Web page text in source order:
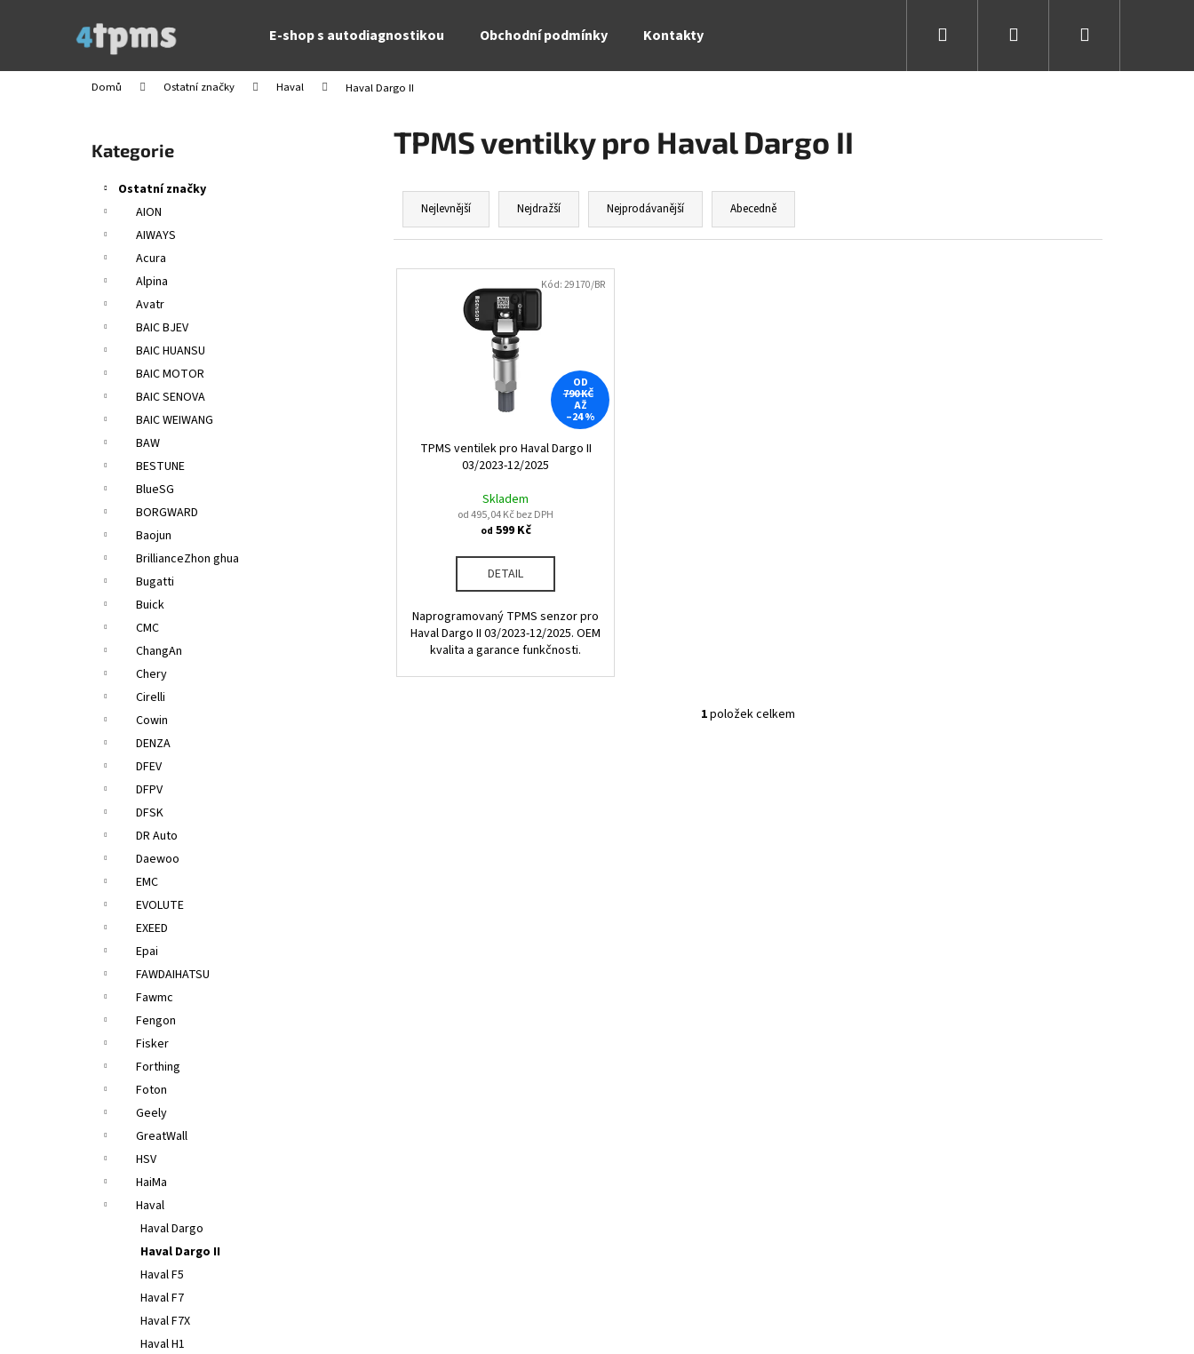
E-shop s autodiagnostikou Obchodní podmínky Kontakty Přihlášení
Domů Ostatní značky Haval Haval Dargo II
Přeskočit
kategorie
Kategorie
Ostatní značky
AION
AIWAYS
Acura
Alpina
Avatr
BAIC BJEV
BAIC HUANSU
BAIC MOTOR
BAIC SENOVA
BAIC WEIWANG
BAW
BESTUNE
BlueSG
BORGWARD
Baojun
BrillianceZhon ghua
Bugatti
Buick
CMC
ChangAn
Chery
Cirelli
Cowin
DENZA
DFEV
DFPV
DFSK
DR Auto
Daewoo
EMC
EVOLUTE
EXEED
Epai
FAWDAIHATSU
Fawmc
Fengon
Fisker
Forthing
Foton
Geely
GreatWall
HSV
HaiMa
Haval
Haval Dargo
Haval Dargo II
Haval F5
Haval F7
Haval F7X
Haval H1
TPMS ventilky pro Haval Dargo II
Ř
z
Nejlevnější Nejdražší Nejprodávanější Abecedně
V
OD
790 KČ
AŽ
–24 %
TPMS ventilek pro Haval Dargo II
03/2023-12/2025
Skladem
od 495,04 Kč bez DPH
od 599 Kč
DETAIL
Naprogramovaný TPMS senzor pro
Haval Dargo II 03/2023-12/2025. OEM
kvalita a garance funkčnosti.
Kód:29170/BR
O
1položek celkem
í
Zpět
do
Zpět
do
Doporučujeme